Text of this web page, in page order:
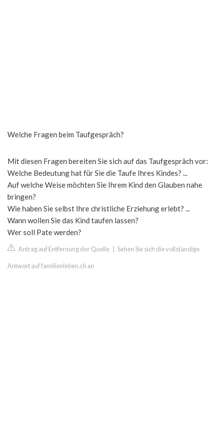
Welche Fragen beim Taufgespräch?
Mit diesen Fragen bereiten Sie sich auf das Taufgespräch vor:
Welche Bedeutung hat für Sie die Taufe Ihres Kindes? ...
Auf welche Weise möchten Sie Ihrem Kind den Glauben nahe
bringen?
Wie haben Sie selbst Ihre christliche Erziehung erlebt? ...
Wann wollen Sie das Kind taufen lassen?
Wer soll Pate werden?
Antrag auf Entfernung der Quelle Sehen Sie sich die vollständige
Antwort auf familienleben.ch an